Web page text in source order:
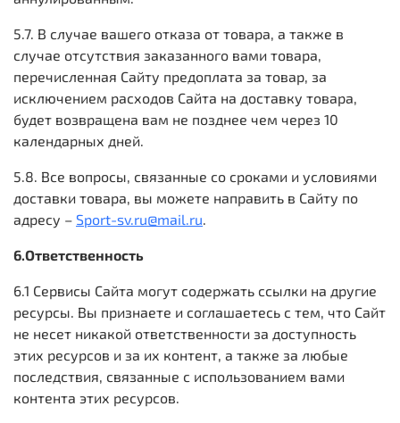
5.7. В случае вашего отказа от товара, а также в
случае отсутствия заказанного вами товара,
перечисленная Сайту предоплата за товар, за
исключением расходов Сайта на доставку товара,
будет возвращена вам не позднее чем через 10
календарных дней.
5.8. Все вопросы, связанные со сроками и условиями
доставки товара, вы можете направить в Сайту по
адресу – Sport-sv.ru@mail.ru.
6.Ответственность
6.1 Сервисы Сайта могут содержать ссылки на другие
ресурсы. Вы признаете и соглашаетесь с тем, что Сайт
не несет никакой ответственности за доступность
этих ресурсов и за их контент, а также за любые
последствия, связанные с использованием вами
контента этих ресурсов.